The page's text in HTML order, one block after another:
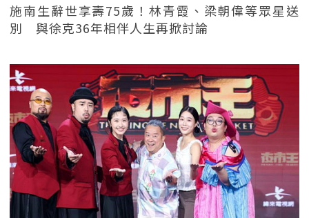
施南生辭世享壽75歲！林青霞、梁朝偉等眾星送
別 與徐克36年相伴人生再掀討論